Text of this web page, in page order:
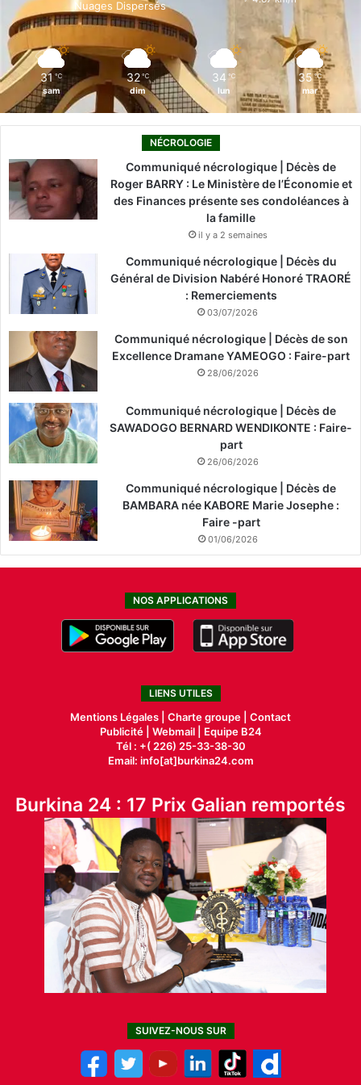
k
n
Nuages Dispersés
31 ℃
sam
32 ℃
dim
34 ℃
lun
35 ℃
mar
NÉCROLOGIE
Communiqué nécrologique | Décès de
Roger BARRY : Le Ministère de l’Économie et
des Finances présente ses condoléances à
la famille
il y a 2 semaines
Communiqué nécrologique | Décès du
Général de Division Nabéré Honoré TRAORÉ
: Remerciements
03/07/2026
Communiqué nécrologique | Décès de son
Excellence Dramane YAMEOGO : Faire-part
28/06/2026
Communiqué nécrologique | Décès de
SAWADOGO BERNARD WENDIKONTE : Faire-
part
26/06/2026
Communiqué nécrologique | Décès de
BAMBARA née KABORE Marie Josephe :
Faire -part
01/06/2026
NOS APPLICATIONS
LIENS UTILES
Mentions Légales | Charte groupe | Contact
Publicité| Webmail |
Equipe B24
Tél : +( 226) 25-33-38-30
Email: info[at]burkina24.com
Burkina 24 : 17 Prix Galian remportés
SUIVEZ-NOUS SUR